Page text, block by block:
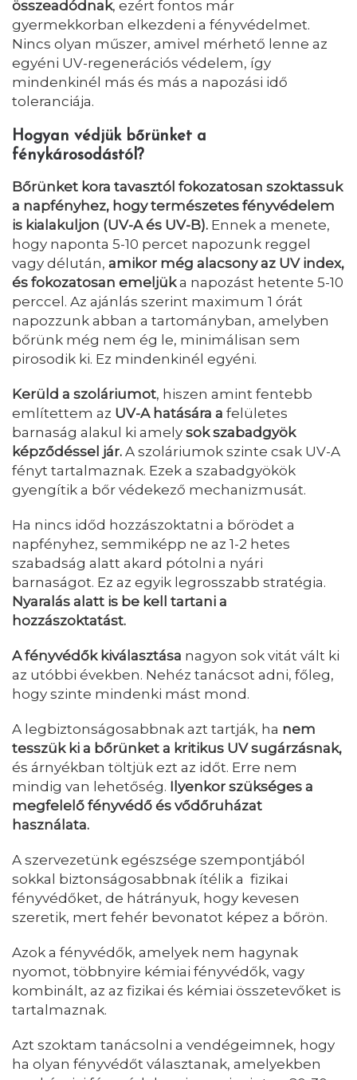
összeadódnak, ezért fontos már
gyermekkorban elkezdeni a fényvédelmet.
Nincs olyan műszer, amivel mérhető lenne az
egyéni UV-regenerációs védelem, így
mindenkinél más és más a napozási idő
toleranciája.
Hogyan védjük bőrünket a
fénykárosodástól?
Bőrünket kora tavasztól fokozatosan szoktassuk
a napfényhez, hogy természetes fényvédelem
is kialakuljon (UV-A és UV-B). Ennek a menete,
hogy naponta 5-10 percet napozunk reggel
vagy délután, amikor még alacsony az UV index,
és fokozatosan emeljüka napozást hetente 5-10
perccel. Az ajánlás szerint maximum 1 órát
napozzunk abban a tartományban, amelyben
bőrünk még nem ég le, minimálisan sem
pirosodik ki. Ez mindenkinél egyéni.
Kerüld a szoláriumot, hiszen amint fentebb
említettem az UV-A hatására a felületes
barnaság alakul ki amely sok szabadgyök
képződéssel jár. A szoláriumok szinte csak UV-A
fényt tartalmaznak. Ezek a szabadgyökök
gyengítik a bőr védekező mechanizmusát.
Ha nincs időd hozzászoktatni a bőrödet a
napfényhez, semmiképp ne az 1-2 hetes
szabadság alatt akard pótolni a nyári
barnaságot. Ez az egyik legrosszabb stratégia.
Nyaralás alatt is be kell tartani a
hozzászoktatást.
A fényvédők kiválasztása nagyon sok vitát vált ki
az utóbbi években. Nehéz tanácsot adni, főleg,
hogy szinte mindenki mást mond.
A legbiztonságosabbnak azt tartják, ha nem
tesszük ki a bőrünket a kritikus UV sugárzásnak,
és árnyékban töltjük ezt az időt. Erre nem
mindig van lehetőség. Ilyenkor szükséges a
megfelelő fényvédő és vődőruházat
használata.
A szervezetünk egészsége szempontjából
sokkal biztonságosabbnak ítélik a fizikai
fényvédőket, de hátrányuk, hogy kevesen
szeretik, mert fehér bevonatot képez a bőrön.
Azok a fényvédők, amelyek nem hagynak
nyomot, többnyire kémiai fényvédők, vagy
kombinált, az az fizikai és kémiai összetevőket is
tartalmaznak.
Azt szoktam tanácsolni a vendégeimnek, hogy
ha olyan fényvédőt választanak, amelyekben